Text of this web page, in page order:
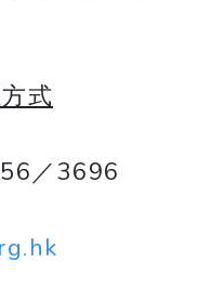
式
／3696